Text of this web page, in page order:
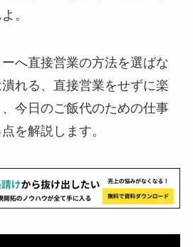
。
へ直接営業の方法を選ばな
れる、直接営業をせずに楽
今日のご飯代のための仕事
を解説します。